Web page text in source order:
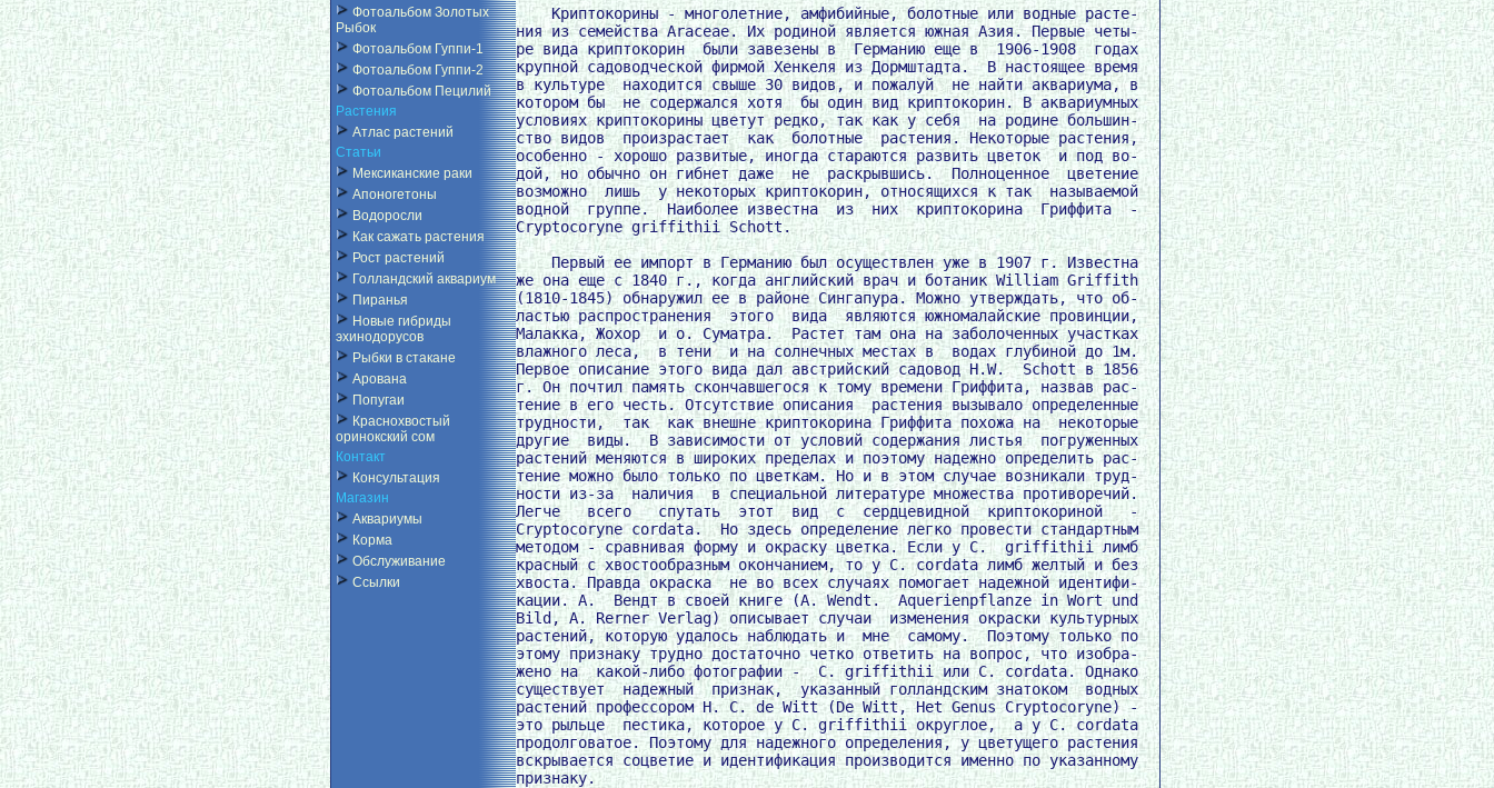
Фотоальбом Золотых
Рыбок
Фотоальбом Гуппи-1
Фотоальбом Гуппи-2
Фотоальбом Пецилий
Растения
Атлас растений
Статьи
Мексиканские раки
Апоногетоны
Водоросли
Как сажать растения
Рост растений
Голландский аквариум
Пиранья
Новые гибриды
эхинодорусов
Рыбки в стакане
Арована
Попугаи
Краснохвостый
оринокский сом
Контакт
Консультация
Магазин
Аквариумы
Корма
Обслуживание
Ссылки
    Криптокорины - многолетние, амфибийные, болотные или водные расте-
ния из семейства Araceae. Их родиной является южная Азия. Первые четы-
ре вида криптокорин  были завезены в  Германию еще в  1906-1908  годах
крупной садоводческой фирмой Хенкеля из Дормштадта.  В настоящее время
в культуре  находится свыше 30 видов, и пожалуй  не найти аквариума, в
котором бы  не содержался хотя  бы один вид криптокорин. В аквариумных
условиях криптокорины цветут редко, так как у себя  на родине большин-
ство видов  произрастает  как  болотные  растения. Некоторые растения,
особенно - хорошо развитые, иногда стараются развить цветок  и под во-
дой, но обычно он гибнет даже  не  раскрывшись.  Полноценное  цветение
возможно  лишь  у некоторых криптокорин, относящихся к так  называемой
водной  группе.  Наиболее известна  из  них  криптокорина  Гриффита  -
Cryptocoryne griffithii Schott.
    Первый ее импорт в Германию был осуществлен уже в 1907 г. Известна
же она еще с 1840 г., когда английский врач и ботаник William Griffith
(1810-1845) обнаружил ее в районе Сингапура. Можно утверждать, что об-
ластью распространения  этого  вида  являются южномалайские провинции,
Малакка, Жохор  и о. Суматра.  Растет там она на заболоченных участках
влажного леса,  в тени  и на солнечных местах в  водах глубиной до 1м.
Первое описание этого вида дал австрийский садовод H.W.  Schott в 1856
г. Он почтил память скончавшегося к тому времени Гриффита, назвав рас-
тение в его честь. Отсутствие описания  растения вызывало определенные
трудности,  так  как внешне криптокорина Гриффита похожа на  некоторые
другие  виды.  В зависимости от условий содержания листья  погруженных
растений меняются в широких пределах и поэтому надежно определить рас-
тение можно было только по цветкам. Но и в этом случае возникали труд-
ности из-за  наличия  в специальной литературе множества противоречий.
Легче   всего   спутать  этот  вид  с  сердцевидной  криптокориной   -
Cryptocoryne cordata.  Но здесь определение легко провести стандартным
методом - сравнивая форму и окраску цветка. Если у C.  griffithii лимб
красный с хвостообразным окончанием, то у C. cordata лимб желтый и без
хвоста. Правда окраска  не во всех случаях помогает надежной идентифи-
кации. А.  Вендт в своей книге (A. Wendt.  Aquerienpflanze in Wort und
Bild, A. Rerner Verlag) описывает случаи  изменения окраски культурных
растений, которую удалось наблюдать и  мне  самому.  Поэтому только по
этому признаку трудно достаточно четко ответить на вопрос, что изобра-
жено на  какой-либо фотографии -  С. griffithii или C. cordata. Однако
существует  надежный  признак,  указанный голландским знатоком  водных
растений профессором H. C. de Witt (De Witt, Het Genus Cryptocoryne) -
это рыльце  пестика, которое у C. griffithii округлое,  а у C. cordata
продолговатое. Поэтому для надежного определения, у цветущего растения
вскрывается соцветие и идентификация производится именно по указанному
признаку.